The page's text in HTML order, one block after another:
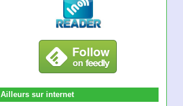
Ailleurs sur internet